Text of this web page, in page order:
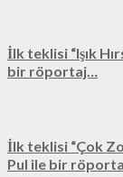
İlk teklisi “Işık
bir röportaj…
İlk teklisi “Çok
Pul ile bir